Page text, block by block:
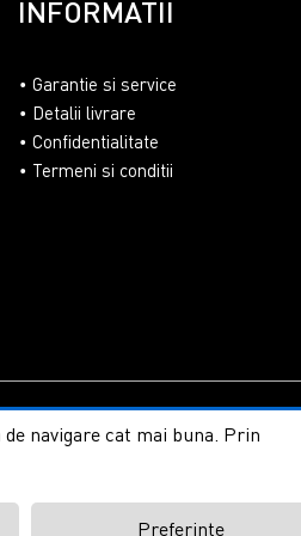
INFORMATII
Garantie si service
Detalii livrare
Confidentialitate
Termeni si conditii
magazine online by ITeXclusiv.ro
navigare cat mai buna. Prin
Preferinte